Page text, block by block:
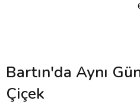
Bartın'da Aynı
Çiçek